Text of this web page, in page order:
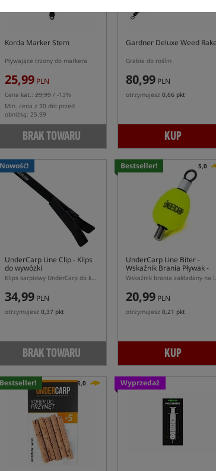
Korda Marker Stem
Pływające trzony do markera
25,99 PLN
Cena kat.: 29,99 / -13%
Min. cena z 30 dni przed
obniżką: 25.99
BRAK TOWARU
Gardner Deluxe Weed Rake
Grabie do roślin
80,99 PLN
otrzymujesz 0,66 pkt
KUP
Nowość!
UnderCarp Line Clip- Klips
do wywózki
Klips karpiowy UnderCarp do kontroli linki podczas wywózki
34,99 PLN
otrzymujesz 0,37 pkt
BRAK TOWARU
Bestseller! 5,0
UnderCarp Line Biter-
Wskaźnik Brania Pływak -
Żółty Neon
20,99 PLN
otrzymujesz 0,21 pkt
KUP
Bestseller! 5,0 Wyprzedaż